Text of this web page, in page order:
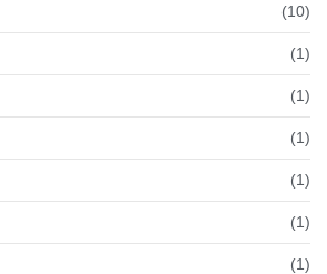
(10)
(1)
(1)
(1)
(1)
(1)
(1)